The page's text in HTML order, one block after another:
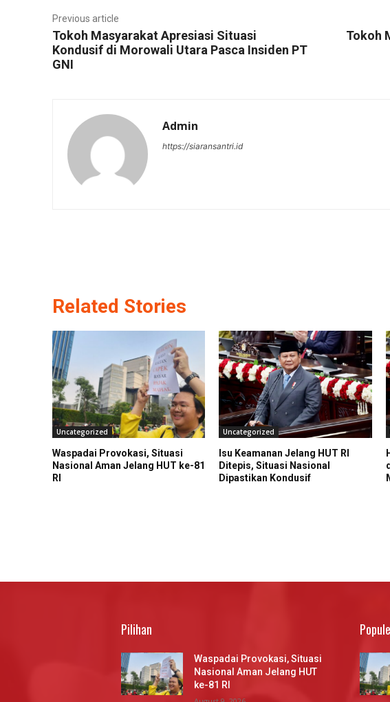
Previous article
Tokoh Masyarakat Apresiasi Situasi
Kondusif di Morowali Utara Pasca Insiden PT
GNI
Tokoh
Admin
https://siaransantri.id
Related Stories
Uncategorized
Waspadai Provokasi, Situasi
Nasional Aman Jelang HUT ke-81
RI
Uncategorized
Isu Keamanan Jelang HUT RI
Ditepis, Situasi Nasional
Dipastikan Kondusif
Pilihan
Waspadai Provokasi, Situasi
Nasional Aman Jelang HUT
ke-81 RI